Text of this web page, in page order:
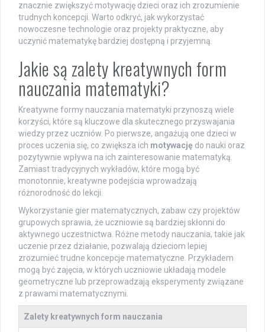
znacznie zwiększyć motywację dzieci oraz ich zrozumienie
trudnych koncepcji. Warto odkryć, jak wykorzystać
nowoczesne technologie oraz projekty praktyczne, aby
uczynić matematykę bardziej dostępną i przyjemną.
Jakie są zalety kreatywnych form
nauczania matematyki?
Kreatywne formy nauczania matematyki przynoszą wiele
korzyści, które są kluczowe dla skutecznego przyswajania
wiedzy przez uczniów. Po pierwsze, angażują one dzieci w
proces uczenia się, co zwiększa ich motywację do nauki oraz
pozytywnie wpływa na ich zainteresowanie matematyką.
Zamiast tradycyjnych wykładów, które mogą być
monotonnie, kreatywne podejścia wprowadzają
różnorodność do lekcji.
Wykorzystanie gier matematycznych, zabaw czy projektów
grupowych sprawia, że uczniowie są bardziej skłonni do
aktywnego uczestnictwa. Różne metody nauczania, takie jak
uczenie przez działanie, pozwalają dzieciom lepiej
zrozumieć trudne koncepcje matematyczne. Przykładem
mogą być zajęcia, w których uczniowie układają modele
geometryczne lub przeprowadzają eksperymenty związane
z prawami matematycznymi.
Zalety kreatywnych form nauczania